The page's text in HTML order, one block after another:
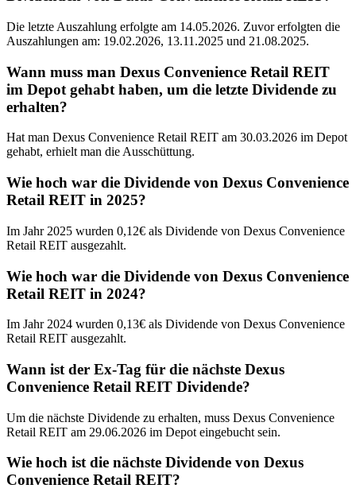
Die letzte Auszahlung erfolgte am 14.05.2026. Zuvor erfolgten die
Auszahlungen am: 19.02.2026, 13.11.2025 und 21.08.2025.
Wann muss man Dexus Convenience Retail REIT
im Depot gehabt haben, um die letzte Dividende zu
erhalten?
Hat man Dexus Convenience Retail REIT am 30.03.2026 im Depot
gehabt, erhielt man die Ausschüttung.
Wie hoch war die Dividende von Dexus Convenience
Retail REIT in 2025?
Im Jahr 2025 wurden 0,12€ als Dividende von Dexus Convenience
Retail REIT ausgezahlt.
Wie hoch war die Dividende von Dexus Convenience
Retail REIT in 2024?
Im Jahr 2024 wurden 0,13€ als Dividende von Dexus Convenience
Retail REIT ausgezahlt.
Wann ist der Ex-Tag für die nächste Dexus
Convenience Retail REIT Dividende?
Um die nächste Dividende zu erhalten, muss Dexus Convenience
Retail REIT am 29.06.2026 im Depot eingebucht sein.
Wie hoch ist die nächste Dividende von Dexus
Convenience Retail REIT?